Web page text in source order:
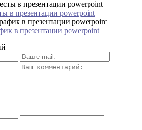
в презентации powerpoint
в презентации powerpoint